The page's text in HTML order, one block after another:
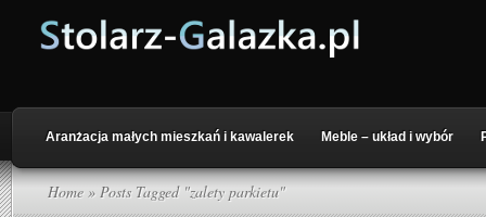
Aranżacja małych mieszkań i kawalerek Meble – układ i wybór
Home » Posts Tagged "zalety parkietu"